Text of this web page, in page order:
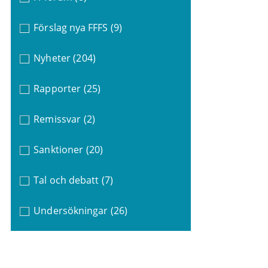
Förslag nya FFFS (9)
Nyheter (204)
Rapporter (25)
Remissvar (2)
Sanktioner (20)
Tal och debatt (7)
Undersökningar (26)